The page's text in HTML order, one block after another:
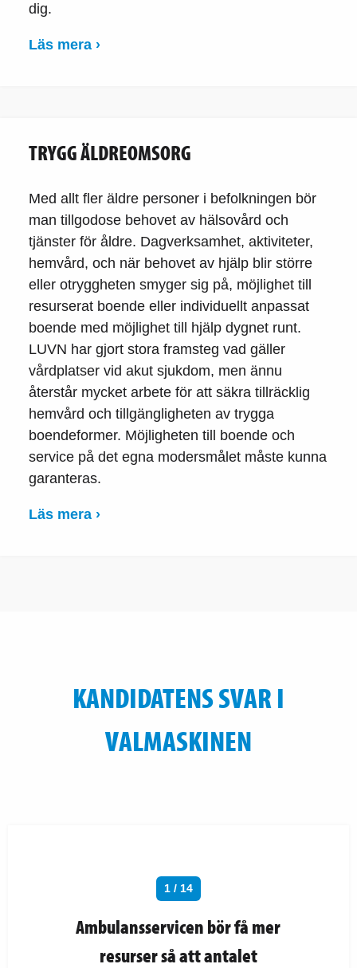
dig.
Läs mera ›
TRYGG ÄLDREOMSORG
Med allt fler äldre personer i befolkningen bör
man tillgodose behovet av hälsovård och
tjänster för åldre. Dagverksamhet, aktiviteter,
hemvård, och när behovet av hjälp blir större
eller otryggheten smyger sig på, möjlighet till
resurserat boende eller individuellt anpassat
boende med möjlighet till hjälp dygnet runt.
LUVN har gjort stora framsteg vad gäller
vårdplatser vid akut sjukdom, men ännu
återstår mycket arbete för att säkra tillräcklig
hemvård och tillgängligheten av trygga
boendeformer. Möjligheten till boende och
service på det egna modersmålet måste kunna
garanteras.
Läs mera ›
KANDIDATENS SVAR I
VALMASKINEN
1 / 14
Ambulansservicen bör få mer
resurser så att antalet